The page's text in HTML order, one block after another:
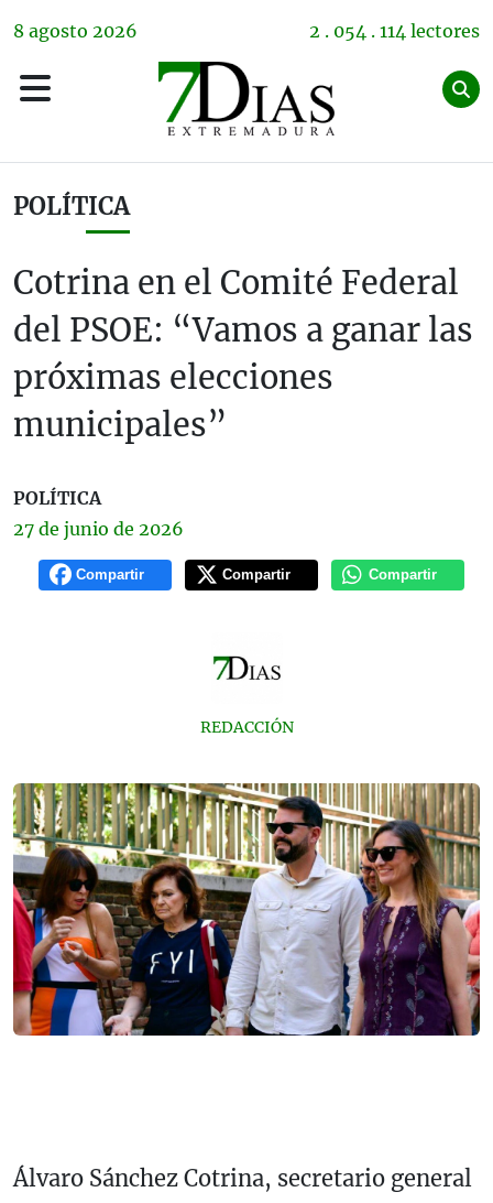
8 agosto 2026 2 . 054 . 114 lectores
POLÍTICA
Cotrina en el Comité Federal
del PSOE: “Vamos a ganar las
próximas elecciones
municipales”
POLÍTICA
27 de junio de 2026
Compartir Compartir Compartir
REDACCIÓN
Álvaro Sánchez Cotrina, secretario general